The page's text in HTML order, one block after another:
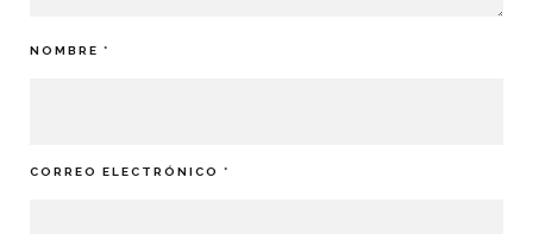
NOMBRE *
CORREO ELECTRÓNICO *